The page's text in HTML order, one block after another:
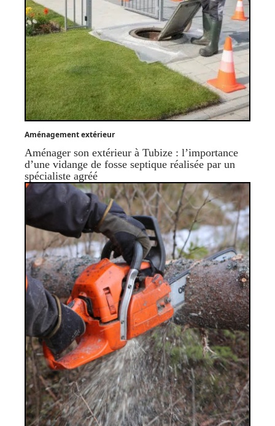
Aménagement extérieur
Aménager son extérieur à Tubize : l’importance
d’une vidange de fosse septique réalisée par un
spécialiste agréé